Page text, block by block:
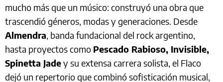
mucho más que un músico: construyó una obra que
trascendió géneros, modas y generaciones. Desde
Almendra, banda fundacional del rock argentino,
hasta proyectos como Pescado Rabioso, Invisible,
Spinetta Jadey su extensa carrera solista, el Flaco
dejó un repertorio que combinó sofisticación musical,